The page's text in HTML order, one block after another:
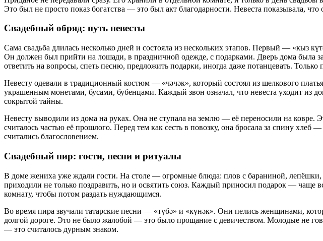
Это был не просто показ богатства — это был акт благодарности. Невеста показывала,
Свадебный обряд: путь невесты
Сама свадьба длилась несколько дней и состояла из нескольких этапов. Первый — «кыз
Он должен был прийти на лошади, в праздничной одежде, с подарками. Дверь дома была
ответить на вопросы, спеть песню, предложить подарки, иногда даже потанцевать. Только
Невесту одевали в традиционный костюм — «чәчәк», который состоял из шелкового
украшенным монетами, бусами, бубенцами. Каждый звон означал, что невеста уходит
сокрытой тайны.
Невесту выводили из дома на руках. Она не ступала на землю — её переносили на ковре.
считалось частью её прошлого. Перед тем как сесть в повозку, она бросала за спину
считались благословением.
Свадебный пир: гости, песни и ритуалы
В доме жениха уже ждали гости. На столе — огромные блюда: плов с бараниной,
приходили не только поздравить, но и освятить союз. Каждый приносил подарок — чаще
комнату, чтобы потом раздать нуждающимся.
Во время пира звучали татарские песни — «түбә» и «күнәк». Они пелись женщинами,
долгой дороге. Это не было жалобой — это было прощание с девичеством. Молодые не
— это считалось дурным знаком.